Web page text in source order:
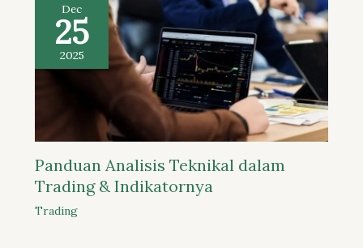
Dec
25
2025
Panduan Analisis Teknikal dalam
Trading & Indikatornya
Trading